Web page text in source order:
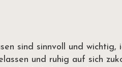
sind sinnvoll und wichtig,
und ruhig auf sich